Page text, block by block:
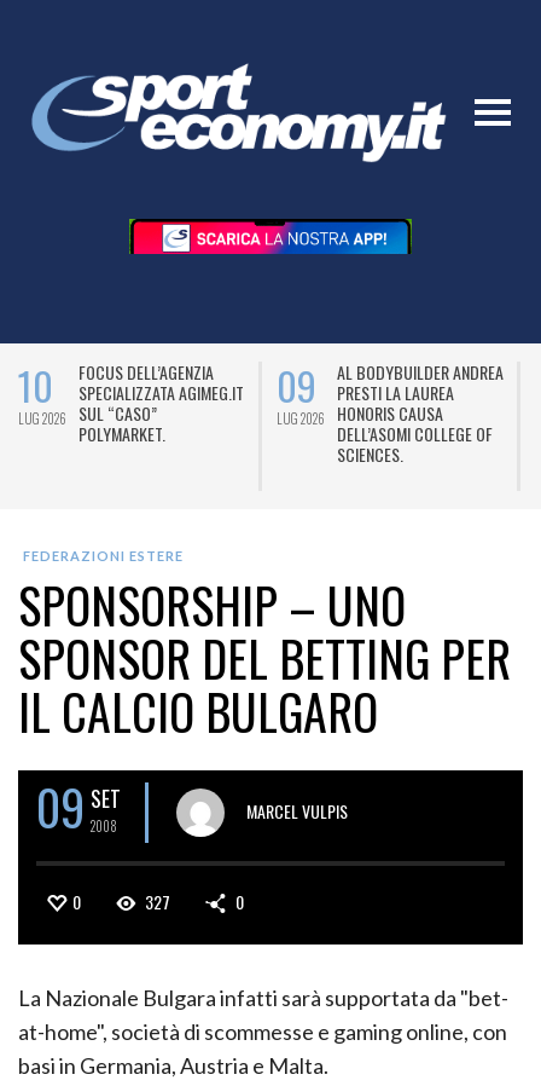
10
LUG 2026
FOCUS DELL’AGENZIA
SPECIALIZZATA AGIMEG.IT
SUL “CASO”
POLYMARKET.
09
LUG 2026
AL BODYBUILDER ANDREA
PRESTI LA LAUREA
HONORIS CAUSA
DELL’ASOMI COLLEGE OF
SCIENCES.
FEDERAZIONI ESTERE
SPONSORSHIP – UNO
SPONSOR DEL BETTING PER
IL CALCIO BULGARO
09 SET
2008
MARCEL VULPIS
0 327 0
La Nazionale Bulgara infatti sarà supportata da "bet-
at-home", società di scommesse e gaming online, con
basi in Germania, Austria e Malta.